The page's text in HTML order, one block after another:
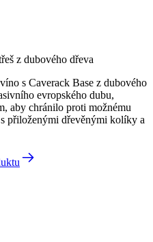
z dubového dřeva
s Caverack Base z dubového
evropského dubu,
aby chránilo proti možnému
přiloženými dřevěnými kolíky a